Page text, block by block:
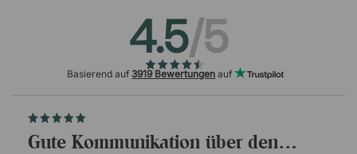
4.5/5
Basierend auf 3919 Bewertungen auf
Gute Kommunikation über den…